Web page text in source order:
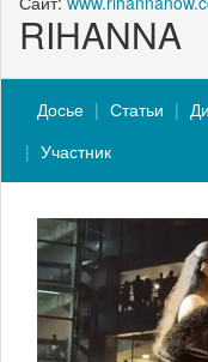
RIHANNA
Досье Статьи
Участник